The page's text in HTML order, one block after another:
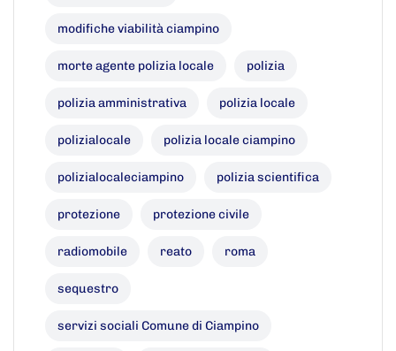
modifiche viabilità ciampino
morte agente polizia locale polizia
polizia amministrativa polizia locale
polizialocale polizia locale ciampino
polizialocaleciampino polizia scientifica
protezione protezione civile
radiomobile reato roma
sequestro
servizi sociali Comune di Ciampino